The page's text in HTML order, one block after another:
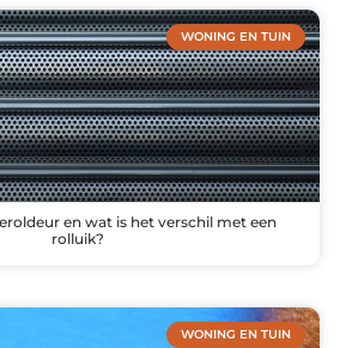
WONING EN TUIN
en wat is het verschil met een
rolluik?
WONING EN TUIN